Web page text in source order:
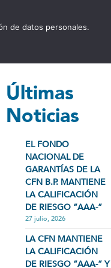
CONTÁCTENOS
Últimas
Noticias
EL FONDO
NACIONAL DE
GARANTÍAS DE LA
CFN B.P. MANTIENE
LA CALIFICACIÓN
DE RIESGO “AAA-”
27 julio, 2026
LA CFN MANTIENE
LA CALIFICACIÓN
DE RIESGO “AAA-” Y
de datos personales.